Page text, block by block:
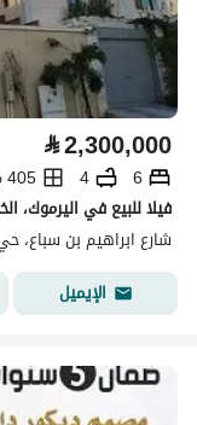
⃁2,300,000
6
4
405 م2
فيلا للبيع في اليرموك،
شارع ابراهيم بن سباع،
الإيميل